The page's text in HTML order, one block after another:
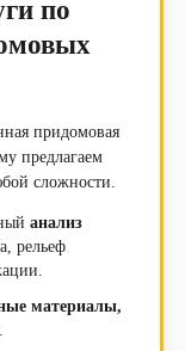
по
придомовая
предлагаем
сложности.
анализ
рельеф
материалы,